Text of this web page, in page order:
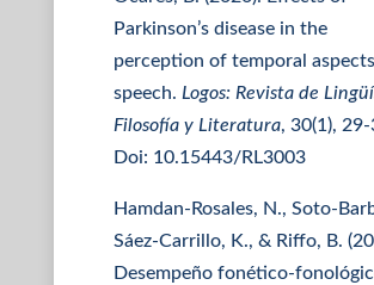
Parkinson’s disease in the
perception of temporal
speech. Logos: Revista de
Filosofía y Literatura, 30(1), 29-
Doi: 10.15443/RL3003
Hamdan-Rosales, N., Soto-
Sáez-Carrillo, K., & Riffo, B.
Desempeño fonético-